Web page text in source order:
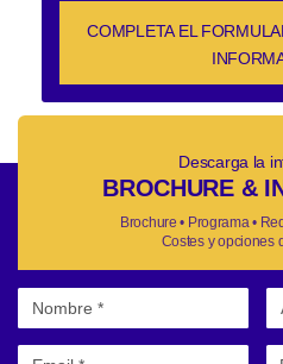
COMPLETA EL
Descarga la
BROCHURE &
Brochure • Programa •
Costes y opciones